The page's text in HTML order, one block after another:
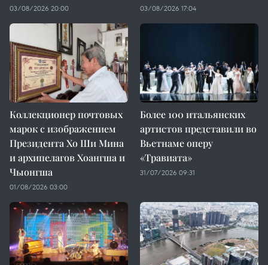
03/08/2026 20:00 03/08/2026 17:04
Коллекционер почтовых
марок с изображением
Президента Хо Ши Мина
и архипелагов Хоангша и
Чыонгша
01/08/2026 03:00
Более 100 итальянских
артистов представили во
Вьетнаме оперу
«Травиата»
31/07/2026 09:31